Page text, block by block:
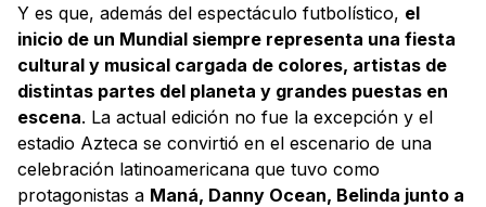
Y es que, además del espectáculo futbolístico, el
inicio de un Mundial siempre representa una fiesta
cultural y musical cargada de colores, artistas de
distintas partes del planeta y grandes puestas en
escena. La actual edición no fue la excepción y el
estadio Azteca se convirtió en el escenario de una
celebración latinoamericana que tuvo como
protagonistas a Maná, Danny Ocean, Belinda junto a